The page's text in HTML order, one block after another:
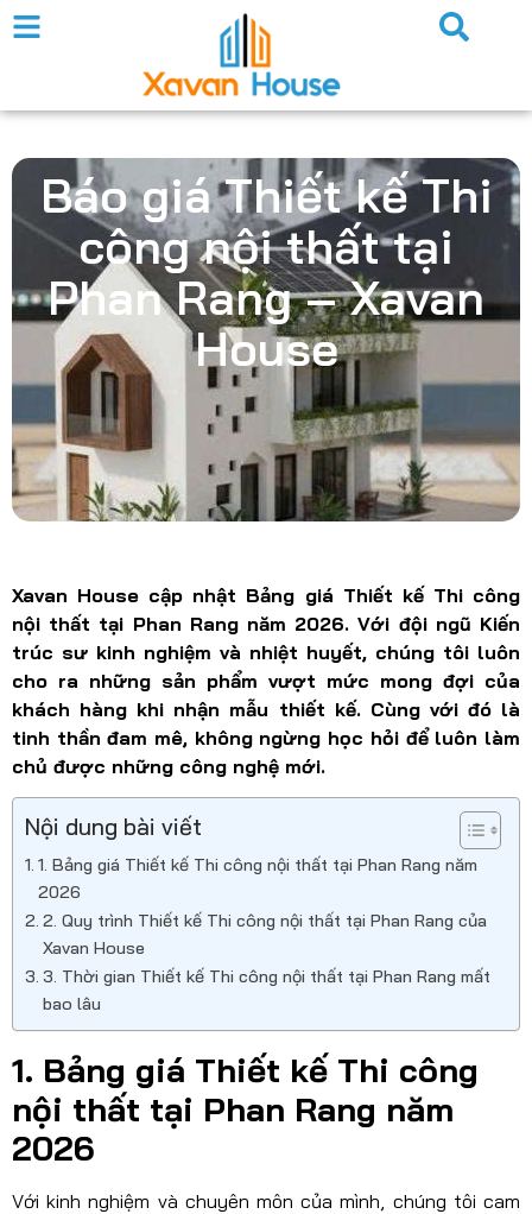
Báo giá Thiết kế Thi
công nội thất tại
Phan Rang – Xavan
House
Xavan House cập nhật Bảng giá Thiết kế Thi công
nội thất tại Phan Rang năm 2026. Với đội ngũ Kiến
trúc sư kinh nghiệm và nhiệt huyết, chúng tôi luôn
cho ra những sản phẩm vượt mức mong đợi của
khách hàng khi nhận mẫu thiết kế. Cùng với đó là
tinh thần đam mê, không ngừng học hỏi để luôn làm
chủ được những công nghệ mới.
Nội dung bài viết
1. Bảng giá Thiết kế Thi công nội thất tại Phan Rang năm
2026
2. Quy trình Thiết kế Thi công nội thất tại Phan Rang của
Xavan House
3. Thời gian Thiết kế Thi công nội thất tại Phan Rang mất
bao lâu
1. Bảng giá Thiết kế Thi công
nội thất tại Phan Rang năm
2026
Với kinh nghiệm và chuyên môn của mình, chúng tôi cam